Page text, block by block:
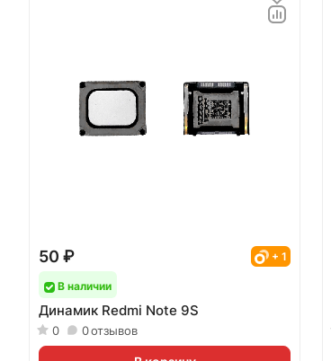
50 ₽ + 1
В наличии
Динамик Redmi Note 9S
0 0отзывов